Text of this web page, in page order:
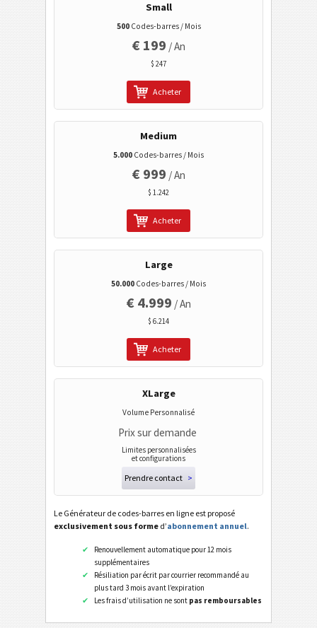
Tagging mobile
Codes de santé
Codes ISBN
Cartes de visite
Codes calendrier
Wi-Fi codes barres
Small
500Codes-barres / Mois
€ 199 / An
$ 247
Acheter
Medium
5.000 Codes-barres / Mois
€ 999 / An
$ 1.242
Acheter
Large
50.000 Codes-barres / Mois
€ 4.999 / An
$ 6.214
Acheter
XLarge
Volume Personnalisé
Prix sur demande
Limites personnalisées
et configurations
Prendre contact >
Le Générateur de codes-barres en ligne est proposé
exclusivement sous forme d’abonnement annuel.
Renouvellement automatique pour 12 mois
supplémentaires
Résiliation par écrit par courrier recommandé au
plus tard 3 mois avant l’expiration
Les frais d’utilisation ne sont pas remboursables